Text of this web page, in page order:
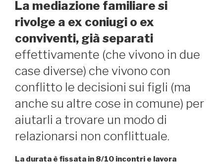
La mediazione familiare si
rivolge a ex coniugi o ex
conviventi, già separati
effettivamente (che vivono in due
case diverse) che vivono con
conflitto le decisioni sui figli (ma
anche su altre cose in comune) per
aiutarli a trovare un modo di
relazionarsi non conflittuale.
La durata è fissata in 8/10 incontri e lavora